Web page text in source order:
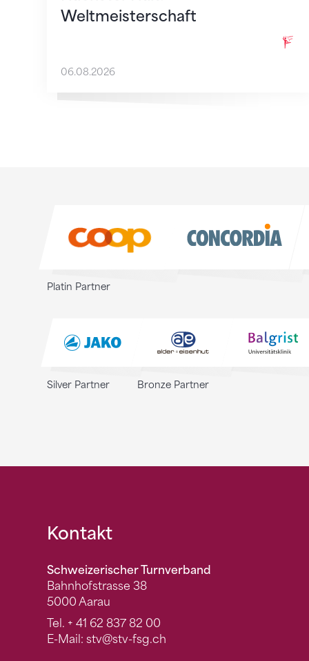
Weltmeisterschaft
06.08.2026
Platin Partner
Silver Partner Bronze Partner
Fusszeile
Kontakt
Schweizerischer Turnverband
Bahnhofstrasse 38
5000 Aarau
Tel. + 41 62 837 82 00
E-Mail: stv@stv-fsg.ch